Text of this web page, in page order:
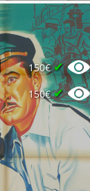
150€✔
150€✔